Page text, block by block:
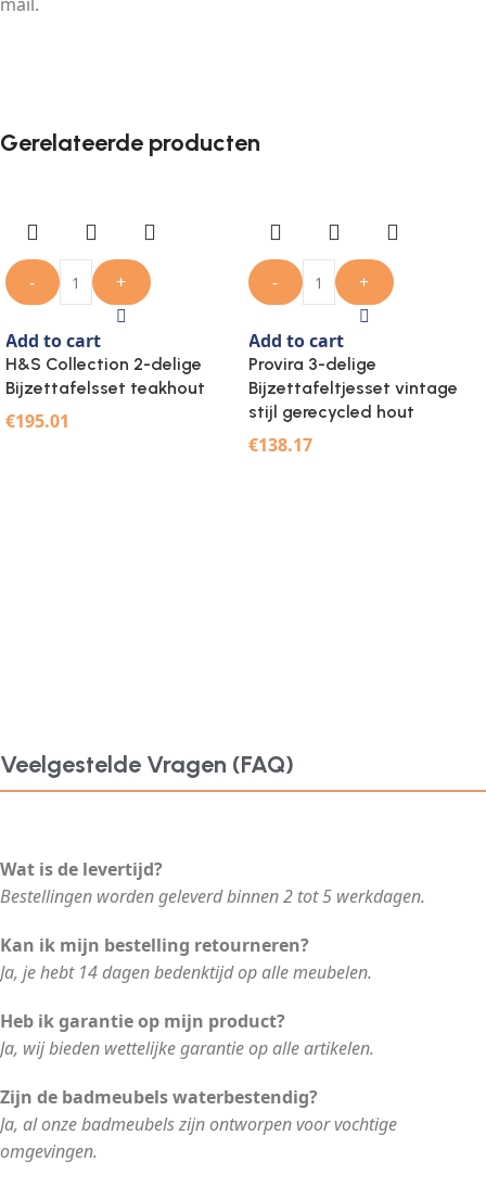
mail.
Gerelateerde producten
- +
Add to cart
H&S Collection 2-delige
Bijzettafelsset teakhout
€195.01
- +
Add to cart
Provira 3-delige
Bijzettafeltjesset vintage
stijl gerecycled hout
€138.17
Veelgestelde Vragen (FAQ)
Wat is de levertijd?
Bestellingen worden geleverd binnen 2 tot 5 werkdagen.
Kan ik mijn bestelling retourneren?
Ja, je hebt 14 dagen bedenktijd op alle meubelen.
Heb ik garantie op mijn product?
Ja, wij bieden wettelijke garantie op alle artikelen.
Zijn de badmeubels waterbestendig?
Ja, al onze badmeubels zijn ontworpen voor vochtige
omgevingen.